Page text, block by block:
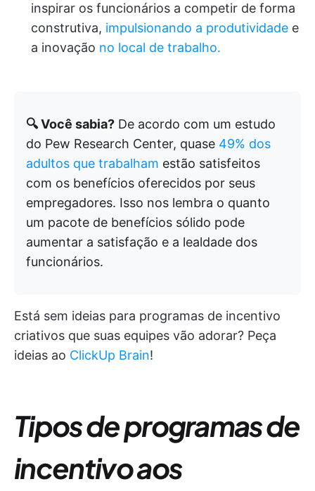
inspirar os funcionários a competir de forma
construtiva, impulsionando a produtividade e
a inovação no local de trabalho.
🔍 Você sabia? De acordo com um estudo
do Pew Research Center, quase 49% dos
adultos que trabalham estão satisfeitos
com os benefícios oferecidos por seus
empregadores. Isso nos lembra o quanto
um pacote de benefícios sólido pode
aumentar a satisfação e a lealdade dos
funcionários.
Está sem ideias para programas de incentivo
criativos que suas equipes vão adorar? Peça
ideias ao ClickUp Brain!
Tipos de programas de
incentivo aos